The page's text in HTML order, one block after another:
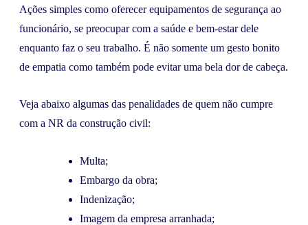
Ações simples como oferecer equipamentos de segurança ao
funcionário, se preocupar com a saúde e bem-estar dele
enquanto faz o seu trabalho. É não somente um gesto bonito
de empatia como também pode evitar uma bela dor de cabeça.
Veja abaixo algumas das penalidades de quem não cumpre
com a NR da construção civil:
Multa;
Embargo da obra;
Indenização;
Imagem da empresa arranhada;